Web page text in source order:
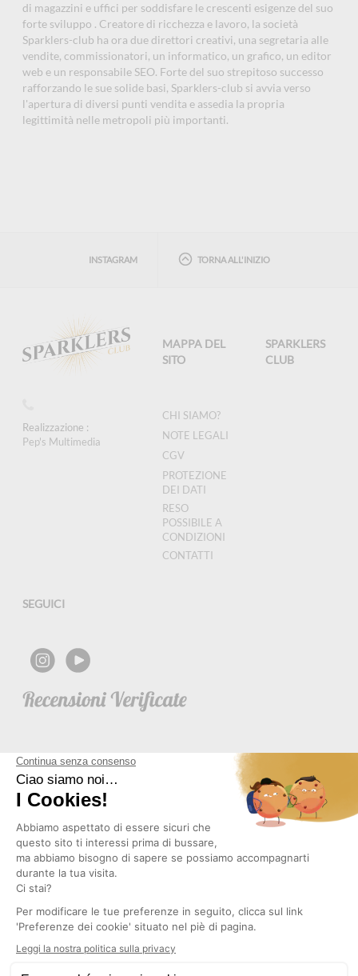
di magazzini e uffici per soddisfare le crescenti esigenze del suo
forte sviluppo . Creatore di ricchezza e lavoro, la società
Sparklers-club ha ora due direttori creativi, una segretaria alle
vendite, commissionatori, un informatico, un grafico, un editor
web e un responsabile SEO. Forte del suo strepitoso successo
rafforzando le sue solide basi, Sparklers-club si avvia verso
l'apertura di diversi punti vendita e assedia la propria
legittimità nelle metropoli più importanti.
INSTAGRAM TORNA ALL'INIZIO
Realizzazione :
Pep's Multimedia
MAPPA DEL
SITO
CHI SIAMO?
NOTE LEGALI
CGV
PROTEZIONE
DEI DATI
RESO
POSSIBILE A
CONDIZIONI
CONTATTI
SPARKLERS
CLUB
SEGUICI
NEWSLETTER